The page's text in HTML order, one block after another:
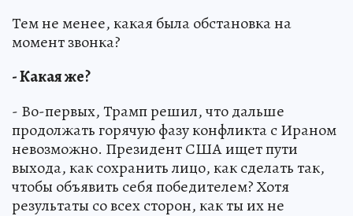
Тем не менее, какая была обстановка на
момент звонка?
- Какая же?
- Во-первых, Трамп решил, что дальше
продолжать горячую фазу конфликта с Ираном
невозможно. Президент США ищет пути
выхода, как сохранить лицо, как сделать так,
чтобы объявить себя победителем? Хотя
результаты со всех сторон, как ты их не